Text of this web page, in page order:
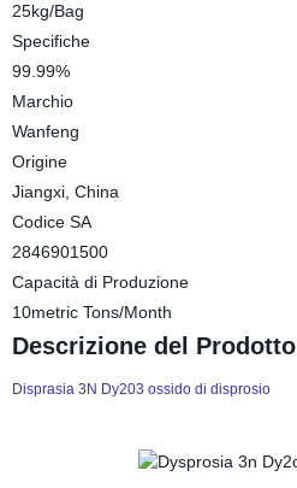
25kg/Bag
Specifiche
99.99%
Marchio
Wanfeng
Origine
Jiangxi, China
Codice SA
2846901500
Capacità di Produzione
10metric Tons/Month
Descrizione del Prodotto
Disprasia 3N Dy203 ossido di disprosio